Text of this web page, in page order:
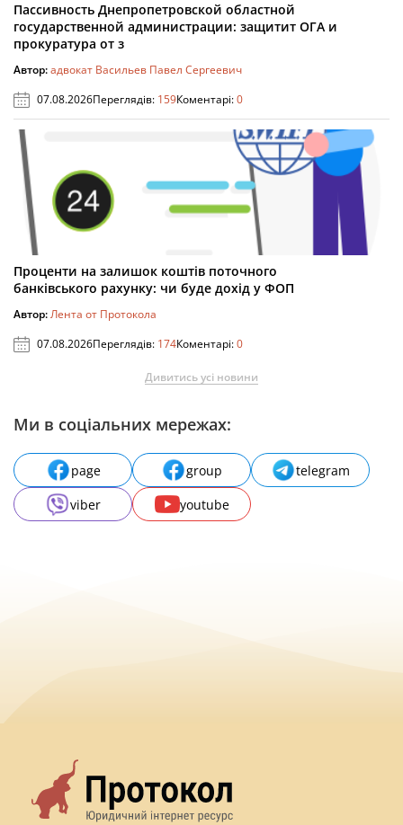
Пассивность Днепропетровской областной
государственной администрации: защитит ОГА и
прокуратура от з
Автор:адвокат Васильев Павел Сергеевич
07.08.2026Переглядів: 159Коментарі:0
Проценти на залишок коштів поточного
банківського рахунку: чи буде дохід у ФОП
Автор:Лента от Протокола
07.08.2026Переглядів: 174Коментарі:0
Дивитись усі новини
Ми в соціальних мережах:
page group
telegram
viber
youtube